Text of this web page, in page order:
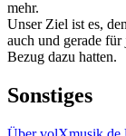
mehr.
Unser Ziel ist es,
auch und gerade
Bezug dazu hatten.
Sonstiges